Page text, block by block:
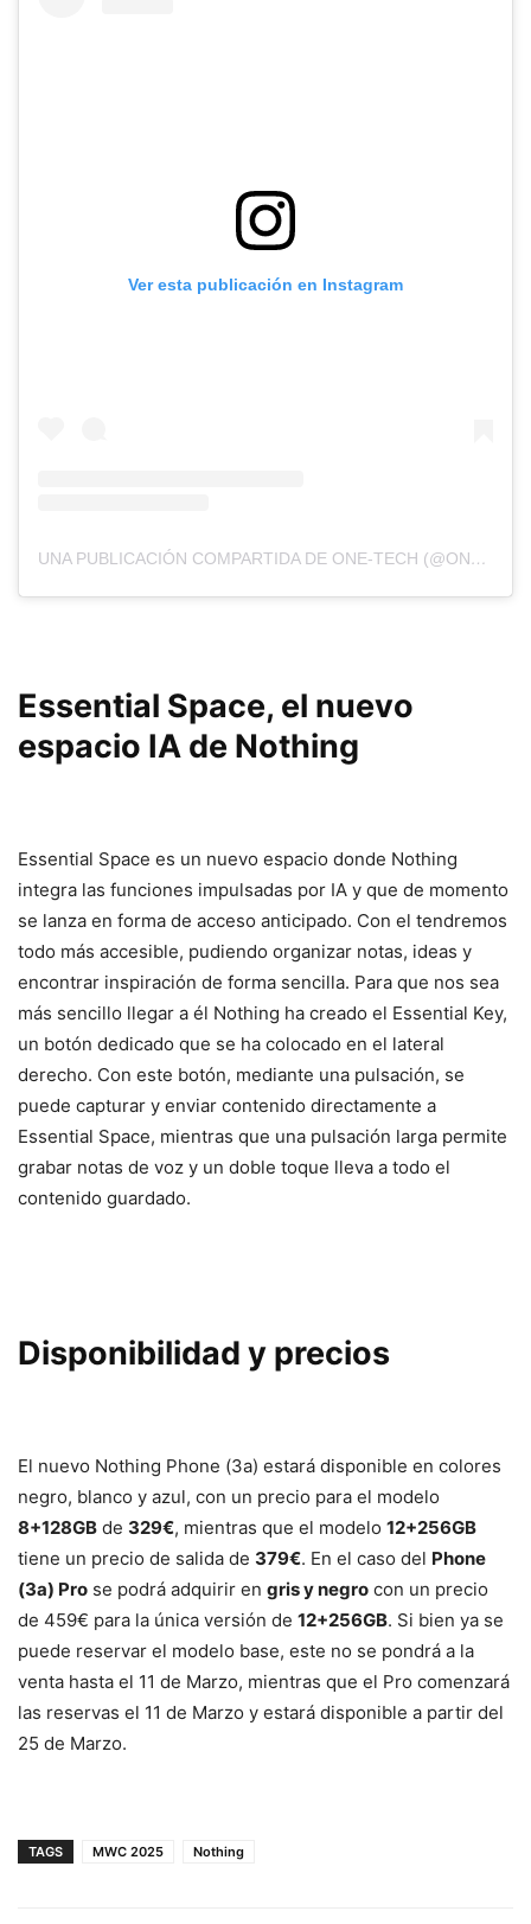
Ver esta publicación en Instagram
UNA PUBLICACIÓN COMPARTIDA DE ONE-TECH (@ONETECH_ES)
Essential Space, el nuevo
espacio IA de Nothing
Essential Space es un nuevo espacio donde Nothing
integra las funciones impulsadas por IA y que de momento
se lanza en forma de acceso anticipado. Con el tendremos
todo más accesible, pudiendo organizar notas, ideas y
encontrar inspiración de forma sencilla. Para que nos sea
más sencillo llegar a él Nothing ha creado el Essential Key,
un botón dedicado que se ha colocado en el lateral
derecho. Con este botón, mediante una pulsación, se
puede capturar y enviar contenido directamente a
Essential Space, mientras que una pulsación larga permite
grabar notas de voz y un doble toque lleva a todo el
contenido guardado.
Disponibilidad y precios
El nuevo Nothing Phone (3a) estará disponible en colores
negro, blanco y azul, con un precio para el modelo
8+128GB de 329€, mientras que el modelo 12+256GB
tiene un precio de salida de 379€. En el caso del Phone
(3a) Pro se podrá adquirir en gris y negro con un precio
de 459€ para la única versión de 12+256GB. Si bien ya se
puede reservar el modelo base, este no se pondrá a la
venta hasta el 11 de Marzo, mientras que el Pro comenzará
las reservas el 11 de Marzo y estará disponible a partir del
25 de Marzo.
TAGS MWC 2025 Nothing